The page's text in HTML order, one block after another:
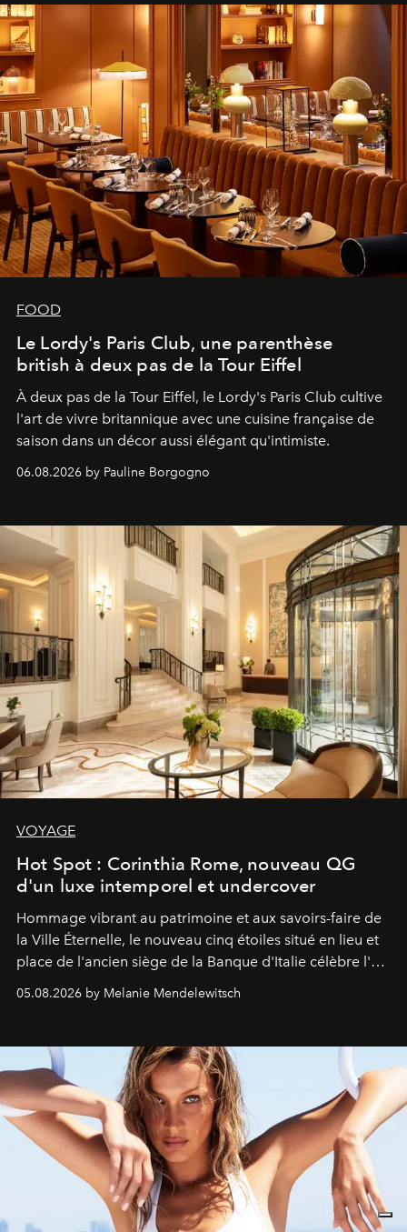
FOOD
Le Lordy's Paris Club, une parenthèse
british à deux pas de la Tour Eiffel
À deux pas de la Tour Eiffel, le Lordy's Paris Club cultive
l'art de vivre britannique avec une cuisine française de
saison dans un décor aussi élégant qu'intimiste.
06.08.2026 by Pauline Borgogno
VOYAGE
Hot Spot : Corinthia Rome, nouveau QG
d'un luxe intemporel et undercover
Hommage vibrant au patrimoine et aux savoirs-faire de
la Ville Éternelle, le nouveau cinq étoiles situé en lieu et
place de l'ancien siège de la Banque d'Italie célèbre l'art
de vivre Romain dans toute son élégance intemporelle.
05.08.2026 by Melanie Mendelewitsch